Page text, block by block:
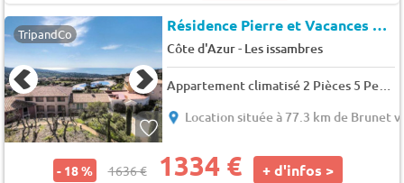
TripandCo Résidence Pierre et Vacances Le Hameau des Issambres
Côte d'Azur- Les issambres
Appartement climatisé 2 Pièces 5 Personnes - Prestige - 5 pers. - 33m2 - TV - Animaux admis
Location située à 77.3 km de Brunet
- 18 % 1636 € 1334 € + d'infos >